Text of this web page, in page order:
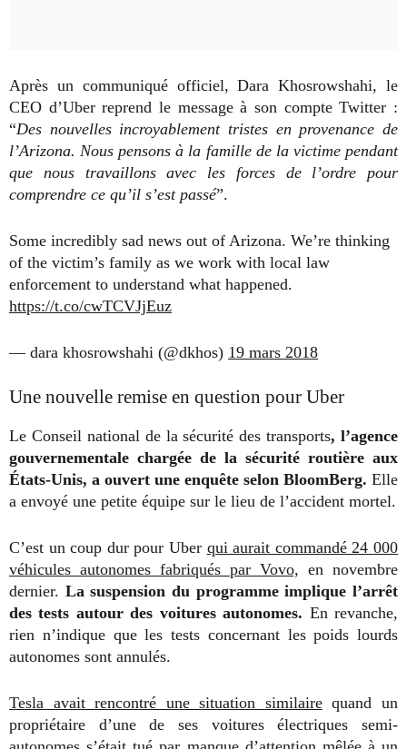
Après un communiqué officiel, Dara Khosrowshahi, le
CEO d’Uber reprend le message à son compte Twitter :
“Des nouvelles incroyablement tristes en provenance de
l’Arizona. Nous pensons à la famille de la victime pendant
que nous travaillons avec les forces de l’ordre pour
comprendre ce qu’il s’est passé”.
Some incredibly sad news out of Arizona. We’re thinking
of the victim’s family as we work with local law
enforcement to understand what happened.
https://t.co/cwTCVJjEuz
— dara khosrowshahi (@dkhos) 19 mars 2018
Une nouvelle remise en question pour Uber
Le Conseil national de la sécurité des transports, l’agence
gouvernementale chargée de la sécurité routière aux
États-Unis, a ouvert une enquête selon BloomBerg. Elle
a envoyé une petite équipe sur le lieu de l’accident mortel.
C’est un coup dur pour Uber qui aurait commandé 24 000
véhicules autonomes fabriqués par Vovo, en novembre
dernier. La suspension du programme implique l’arrêt
des tests autour des voitures autonomes. En revanche,
rien n’indique que les tests concernant les poids lourds
autonomes sont annulés.
Tesla avait rencontré une situation similairequand un
propriétaire d’une de ses voitures électriques semi-